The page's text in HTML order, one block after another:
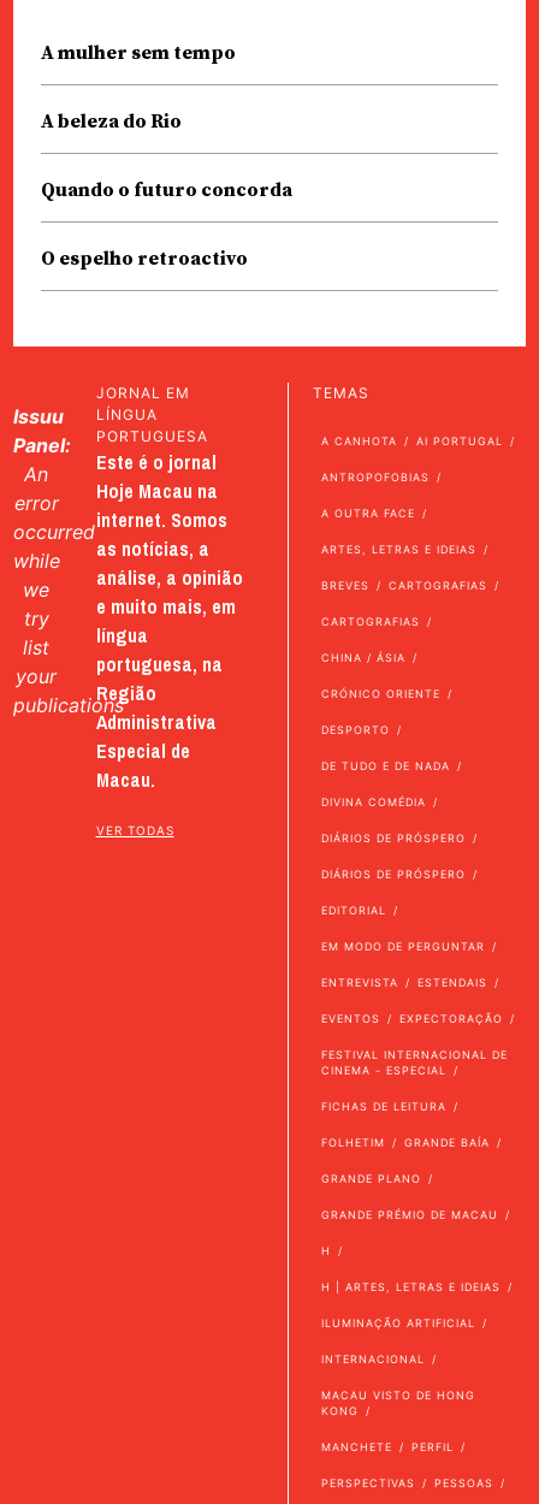
A mulher sem tempo
A beleza do Rio
Quando o futuro concorda
O espelho retroactivo
Issuu
Panel:
An
error
occurred
while
we
try
list
your
publications
JORNAL EM
LÍNGUA
PORTUGUESA
Este é o jornal
Hoje Macau na
internet. Somos
as notícias, a
análise, a opinião
e muito mais, em
língua
portuguesa, na
Região
Administrativa
Especial de
Macau.
VER TODAS
TEMAS
A CANHOTA AI PORTUGAL
ANTROPOFOBIAS
A OUTRA FACE
ARTES, LETRAS E IDEIAS
BREVES CARTOGRAFIAS
CARTOGRAFIAS
CHINA / ÁSIA
CRÓNICO ORIENTE
DESPORTO
DE TUDO E DE NADA
DIVINA COMÉDIA
DIÁRIOS DE PRÓSPERO
DIÁRIOS DE PRÓSPERO
EDITORIAL
EM MODO DE PERGUNTAR
ENTREVISTA ESTENDAIS
EVENTOS EXPECTORAÇÃO
FESTIVAL INTERNACIONAL DE
CINEMA - ESPECIAL
FICHAS DE LEITURA
FOLHETIM GRANDE BAÍA
GRANDE PLANO
GRANDE PRÉMIO DE MACAU
H
H | ARTES, LETRAS E IDEIAS
ILUMINAÇÃO ARTIFICIAL
INTERNACIONAL
MACAU VISTO DE HONG
KONG
MANCHETE PERFIL
PERSPECTIVAS PESSOAS